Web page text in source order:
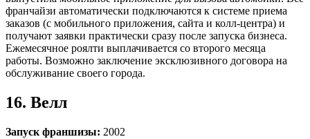
франчайзи автоматически подключаются к системе приема
заказов (с мобильного приложения, сайта и колл-центра) и
получают заявки практически сразу после запуска бизнеса.
Ежемесячное роялти выплачивается со второго месяца
работы. Возможно заключение эксклюзивного договора на
обслуживание своего города.
16. Велл
Запуск франшизы: 2002